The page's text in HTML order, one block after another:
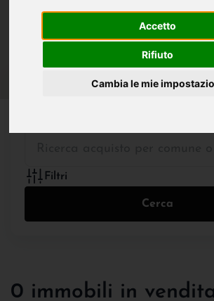
Accetto
Rifiuto
Cambia le mie
Filtri
Cerca
0 immobili in